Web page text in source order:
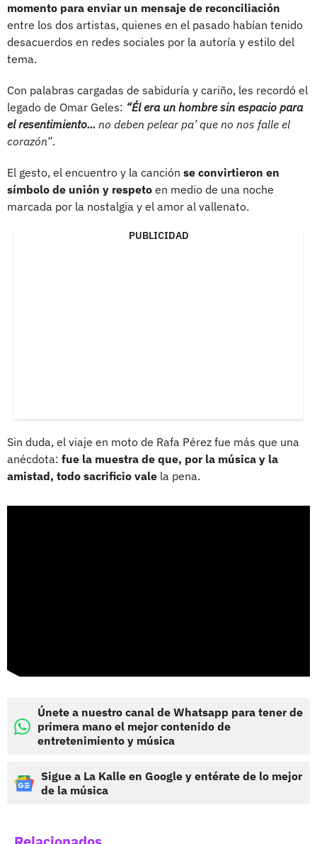
momento para enviar un mensaje de reconciliación
entre los dos artistas, quienes en el pasado habían tenido
desacuerdos en redes sociales por la autoría y estilo del
tema.
Con palabras cargadas de sabiduría y cariño, les recordó el
legado de Omar Geles: “Él era un hombre sin espacio para
el resentimiento... no deben pelear pa’ que no nos falle el
corazón”.
El gesto, el encuentro y la canción se convirtieron en
símbolo de unión y respeto en medio de una noche
marcada por la nostalgia y el amor al vallenato.
PUBLICIDAD
Sin duda, el viaje en moto de Rafa Pérez fue más que una
anécdota: fue la muestra de que, por la música y la
amistad, todo sacrificio vale la pena.
Únete a nuestro canal de Whatsapp para tener de
primera mano el mejor contenido de
entretenimiento y música
Sigue a La Kalle en Google y entérate de lo mejor
de la música